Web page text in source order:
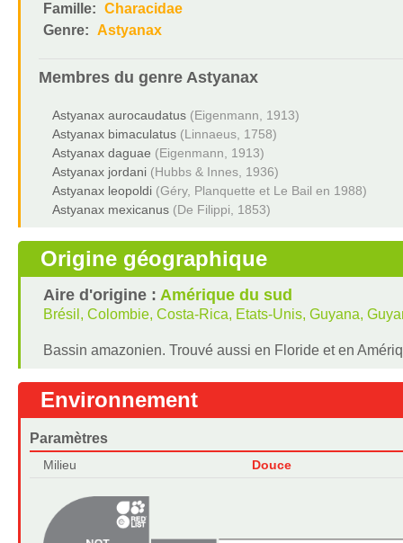
Famille: Characidae
Genre: Astyanax
Membres du genre Astyanax
Astyanax aurocaudatus (Eigenmann, 1913)
Astyanax bimaculatus (Linnaeus, 1758)
Astyanax daguae (Eigenmann, 1913)
Astyanax jordani (Hubbs & Innes, 1936)
Astyanax leopoldi (Géry, Planquette et Le Bail en 1988)
Astyanax mexicanus (De Filippi, 1853)
Origine géographique
Aire d'origine : Amérique du sud
Brésil, Colombie, Costa-Rica, Etats-Unis, Guyana,
Bassin amazonien. Trouvé aussi en Floride et en
Environnement
Paramètres
Milieu Douce